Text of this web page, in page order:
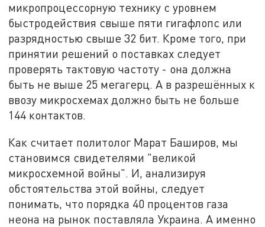
микропроцессорную технику с уровнем
быстродействия свыше пяти гигафлопс или
разрядностью свыше 32 бит. Кроме того, при
принятии решений о поставках следует
проверять тактовую частоту - она должна
быть не выше 25 мегагерц. А в разрешённых к
ввозу микросхемах должно быть не больше
144 контактов.
Как считает политолог Марат Баширов, мы
становимся свидетелями "великой
микросхемной войны". И, анализируя
обстоятельства этой войны, следует
понимать, что порядка 40 процентов газа
неона на рынок поставляла Украина. А именно